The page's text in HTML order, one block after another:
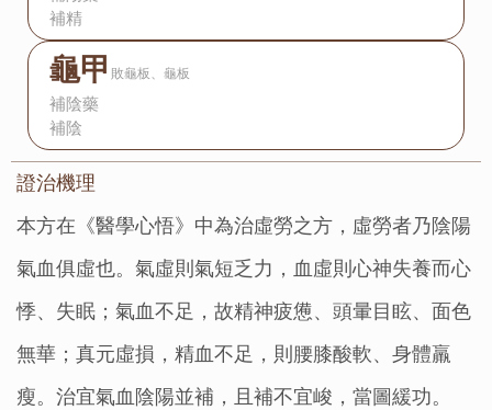
補精
龜甲 敗龜板、龜板
補陰藥
補陰
證治機理：
本方在《醫學心悟》中為治虛勞之方，虛勞者乃陰陽
氣血俱虛也。氣虛則氣短乏力，血虛則心神失養而心
悸、失眠；氣血不足，故精神疲憊、頭暈目眩、面色
無華；真元虛損，精血不足，則腰膝酸軟、身體羸
瘦。治宜氣血陰陽並補，且補不宜峻，當圖緩功。